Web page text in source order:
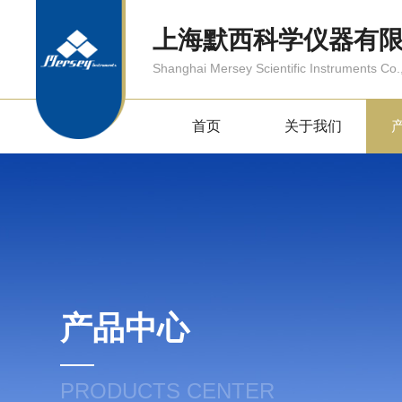
上海默西科学仪器有
Shanghai Mersey Scientific Instruments
首页 关于我们
产品中心
PRODUCTS CENTER